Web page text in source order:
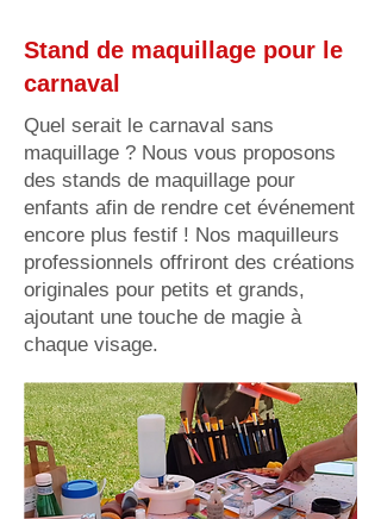
Stand de maquillage pour le
carnaval
Quel serait le carnaval sans
maquillage ? Nous vous proposons
des stands de maquillage pour
enfants afin de rendre cet événement
encore plus festif ! Nos maquilleurs
professionnels offriront des créations
originales pour petits et grands,
ajoutant une touche de magie à
chaque visage.